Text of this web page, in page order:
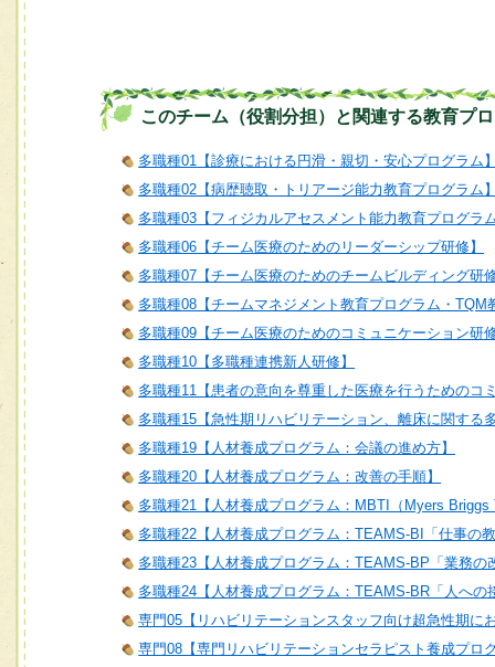
このチーム（役割分担）と関連する教育プ
多職種01【診療における円滑・親切・安心プログラム
多職種02【病歴聴取・トリアージ能力教育プログラム
多職種03【フィジカルアセスメント能力教育プログラ
多職種06【チーム医療のためのリーダーシップ研修】
多職種07【チーム医療のためのチームビルディング研
多職種08【チームマネジメント教育プログラム・TQM
多職種09【チーム医療のためのコミュニケーション研
多職種10【多職種連携新人研修】
多職種11【患者の意向を尊重した医療を行うためのコ
多職種15【急性期リハビリテーション、離床に関する
多職種19【人材養成プログラム：会議の進め方】
多職種20【人材養成プログラム：改善の手順】
多職種21【人材養成プログラム：MBTI（Myers
多職種22【人材養成プログラム：TEAMS-BI「仕事の
多職種23【人材養成プログラム：TEAMS-BP「業務の
多職種24【人材養成プログラム：TEAMS-BR「人への
専門05【リハビリテーションスタッフ向け超急性期に
専門08【専門リハビリテーションセラピスト養成プロ